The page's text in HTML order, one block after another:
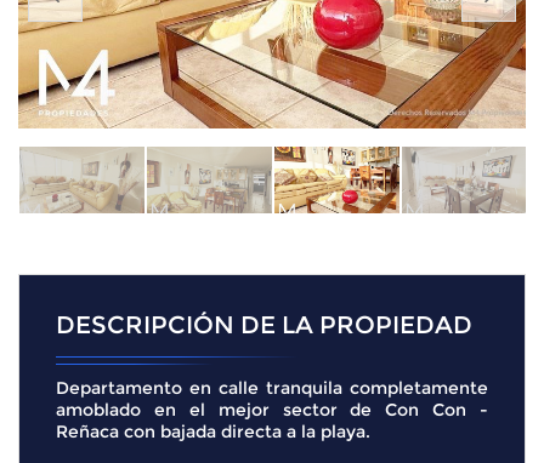
DESCRIPCIÓN DE LA PROPIEDAD
Departamento en calle tranquila completamente
amoblado en el mejor sector de Con Con -
Reñaca con bajada directa a la playa.